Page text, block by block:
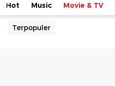
Hot Music Movie & TV
Terpopuler